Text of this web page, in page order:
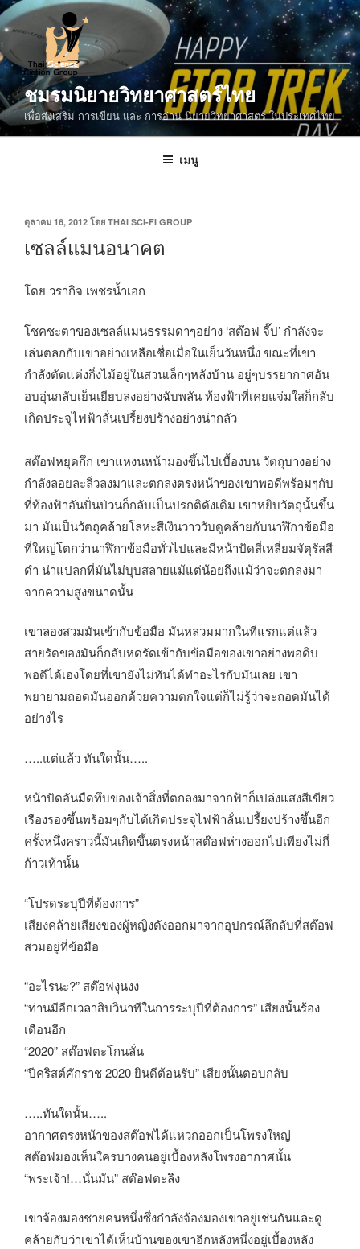
ข้าม
ไป
ยัง
บทความ
ชมรมนิยายวิทยาศาสตร์ไทย
เพื่อส่งเสริม การเขียน และ การอ่าน นิยายวิทยาศาสตร์ ในประเทศไทย
เมนู
เขียน
ที่
ตุลาคม 16, 2012 โดย THAI SCI-FI GROUP
เซลล์แมนอนาคต
โดย วรากิจ เพชรน้ำเอก
โชคชะตาของเซลล์แมนธรรมดาๆอย่าง ‘สต๊อฟ จี๊ป’ กำลังจะ
เล่นตลกกับเขาอย่างเหลือเชื่อเมื่อในเย็นวันหนึ่ง ขณะที่เขา
กำลังตัดแต่งกิ่งไม้อยู่ในสวนเล็กๆหลังบ้าน อยู่ๆบรรยากาศอัน
อบอุ่นกลับเย็นเยียบลงอย่างฉับพลัน ท้องฟ้าที่เคยแจ่มใสก็กลับ
เกิดประจุไฟฟ้าลั่นเปรี้ยงปร้างอย่างน่ากลัว
สต๊อฟหยุดกึก เขาแหงนหน้ามองขึ้นไปเบื้องบน วัตถุบางอย่าง
กำลังลอยละลิ่วลงมาและตกลงตรงหน้าของเขาพอดีพร้อมๆกับ
ที่ท้องฟ้าอันปั่นป่วนก็กลับเป็นปรกติดังเดิม เขาหยิบวัตถุนั้นขึ้น
มา มันเป็นวัตถุคล้ายโลหะสีเงินวาววับดูคล้ายกับนาฬิกาข้อมือ
ที่ใหญ่โตกว่านาฬิกาข้อมือทั่วไปและมีหน้าปัดสี่เหลี่ยมจัตุรัสสี
ดำ น่าแปลกที่มันไม่บุบสลายแม้แต่น้อยถึงแม้ว่าจะตกลงมา
จากความสูงขนาดนั้น
เขาลองสวมมันเข้ากับข้อมือ มันหลวมมากในทีแรกแต่แล้ว
สายรัดของมันก็กลับหดรัดเข้ากับข้อมือของเขาอย่างพอดิบ
พอดีได้เองโดยที่เขายังไม่ทันได้ทำอะไรกับมันเลย เขา
พยายามถอดมันออกด้วยความตกใจแต่ก็ไม่รู้ว่าจะถอดมันได้
อย่างไร
…..แต่แล้ว ทันใดนั้น…..
หน้าปัดอันมืดทึบของเจ้าสิ่งที่ตกลงมาจากฟ้าก็เปล่งแสงสีเขียว
เรืองรองขึ้นพร้อมๆกับได้เกิดประจุไฟฟ้าลั่นเปรี้ยงปร้างขึ้นอีก
ครั้งหนึ่งคราวนี้มันเกิดขึ้นตรงหน้าสต๊อฟห่างออกไปเพียงไม่กี่
ก้าวเท้านั้น
“โปรดระบุปีที่ต้องการ”
เสียงคล้ายเสียงของผู้หญิงดังออกมาจากอุปกรณ์ลึกลับที่สต๊อฟ
สวมอยู่ที่ข้อมือ
“อะไรนะ?” สต๊อฟงุนงง
“ท่านมีอีกเวลาสิบวินาทีในการระบุปีที่ต้องการ” เสียงนั้นร้อง
เตือนอีก
“2020” สต๊อฟตะโกนลั่น
“ปีคริสต์ศักราช 2020 ยินดีต้อนรับ” เสียงนั้นตอบกลับ
…..ทันใดนั้น…..
อากาศตรงหน้าของสต๊อฟได้แหวกออกเป็นโพรงใหญ่
สต๊อฟมองเห็นใครบางคนอยู่เบื้องหลังโพรงอากาศนั้น
“พระเจ้า!…นั่นมัน” สต๊อฟตะลึง
เขาจ้องมองชายคนหนึ่งซึ่งกำลังจ้องมองเขาอยู่เช่นกันและดู
คล้ายกับว่าเขาได้เห็นบ้านของเขาอีกหลังหนึ่งอยู่เบื้องหลัง